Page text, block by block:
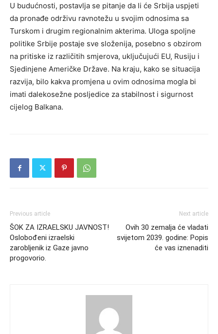
U budućnosti, postavlja se pitanje da li će Srbija uspjeti
da pronađe održivu ravnotežu u svojim odnosima sa
Turskom i drugim regionalnim akterima. Uloga spoljne
politike Srbije postaje sve složenija, posebno s obzirom
na pritiske iz različitih smjerova, uključujući EU, Rusiju i
Sjedinjene Američke Države. Na kraju, kako se situacija
razvija, bilo kakva promjena u ovim odnosima mogla bi
imati dalekosežne posljedice za stabilnost i sigurnost
cijelog Balkana.
Previous article
ŠOK ZA IZRAELSKU JAVNOST!
Oslobođeni izraelski
zarobljenik iz Gaze javno
progovorio.
Next article
Ovih 30 zemalja će vladati
svijetom 2039. godine: Popis
će vas iznenaditi